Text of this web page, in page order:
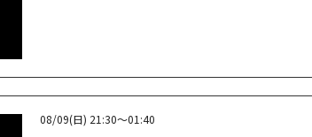
08/09(日) 21:30～01:40